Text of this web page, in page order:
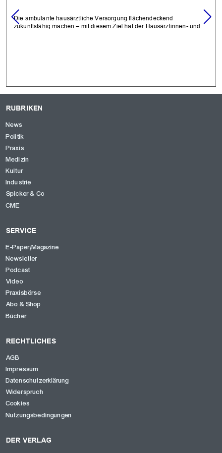
Die ambulante hausärztliche Versorgung flächendeckend
zukunftsfähig machen – mit diesem Ziel hat der Hausärztinnen- und…
RUBRIKEN
News
Politik
Praxis
Medizin
Kultur
Industrie
Spicker & Co
CME
SERVICE
E-Paper/Magazine
Newsletter
Podcast
Video
Praxisbörse
Abo & Shop
Bücher
RECHTLICHES
AGB
Impressum
Datenschutzerklärung
Widerspruch
Cookies
Nutzungsbedingungen
DER VERLAG